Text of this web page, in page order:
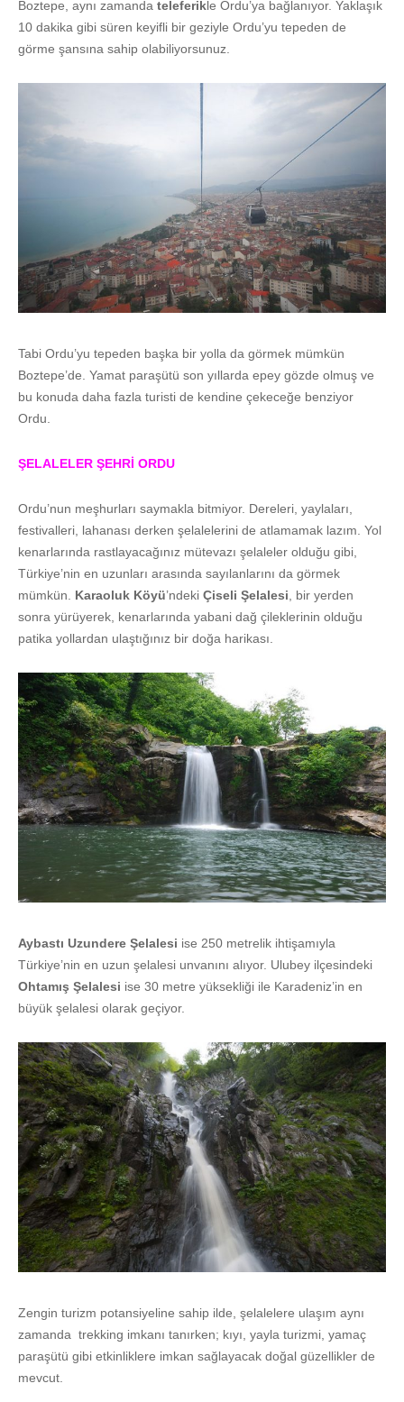
Boztepe, aynı zamanda teleferikle Ordu’ya bağlanıyor. Yaklaşık
10 dakika gibi süren keyifli bir geziyle Ordu’yu tepeden de
görme şansına sahip olabiliyorsunuz.
Tabi Ordu’yu tepeden başka bir yolla da görmek mümkün
Boztepe’de. Yamat paraşütü son yıllarda epey gözde olmuş ve
bu konuda daha fazla turisti de kendine çekeceğe benziyor
Ordu.
ŞELALELER ŞEHRİ ORDU
Ordu’nun meşhurları saymakla bitmiyor. Dereleri, yaylaları,
festivalleri, lahanası derken şelalelerini de atlamamak lazım. Yol
kenarlarında rastlayacağınız mütevazı şelaleler olduğu gibi,
Türkiye’nin en uzunları arasında sayılanlarını da görmek
mümkün. Karaoluk Köyü’ndeki Çiseli Şelalesi , bir yerden
sonra yürüyerek, kenarlarında yabani dağ çileklerinin olduğu
patika yollardan ulaştığınız bir doğa harikası.
Aybastı Uzundere Şelalesi ise 250 metrelik ihtişamıyla
Türkiye’nin en uzun şelalesi unvanını alıyor. Ulubey ilçesindeki
Ohtamış Şelalesi ise 30 metre yüksekliği ile Karadeniz’in en
büyük şelalesi olarak geçiyor.
Zengin turizm potansiyeline sahip ilde, şelalelere ulaşım aynı
zamanda trekking imkanı tanırken; kıyı, yayla turizmi, yamaç
paraşütü gibi etkinliklere imkan sağlayacak doğal güzellikler de
mevcut.